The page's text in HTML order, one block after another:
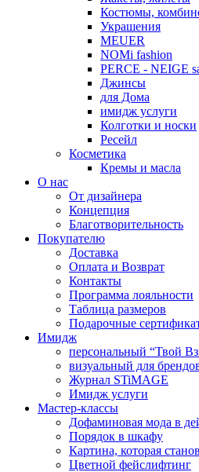
Костюмы,
Украшения
MEUER
NOMi fashion
PERCE - NEIGE
Джинсы
для Дома
имидж услуги
Колготки и носки
Ресейл
Косметика
Кремы и масла
О нас
От дизайнера
Концепция
Благотворительность
Покупателю
Доставка
Оплата и Возврат
Контакты
Программа лояльности
Таблица размеров
Подарочные
Имидж
персональный “Твой
визуальный для
Журнал STiMAGE
Имидж услуги
Мастер-классы
Дофаминовая мода в
Порядок в шкафу
Картина, которая
Цветной фейслифтинг